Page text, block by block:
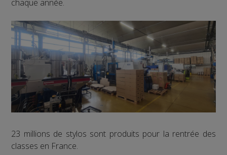
chaque année.
23 millions de stylos sont produits pour la rentrée des
classes en France.